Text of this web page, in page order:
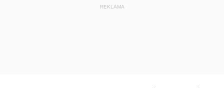
REKLAMA